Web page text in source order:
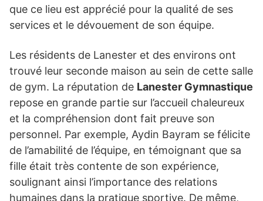
que ce lieu est apprécié pour la qualité de ses
services et le dévouement de son équipe.
Les résidents de Lanester et des environs ont
trouvé leur seconde maison au sein de cette salle
de gym. La réputation de Lanester Gymnastique
repose en grande partie sur l’accueil chaleureux
et la compréhension dont fait preuve son
personnel. Par exemple, Aydin Bayram se félicite
de l’amabilité de l’équipe, en témoignant que sa
fille était très contente de son expérience,
soulignant ainsi l’importance des relations
humaines dans la pratique sportive. De même,